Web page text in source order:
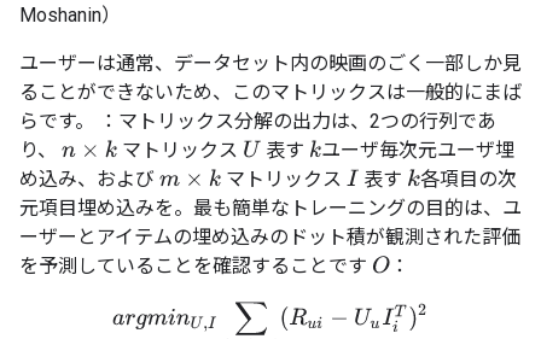
ユーザーは通常、データセット内の映画のごく一部しか見
ることができないため、このマトリックスは一般的にまば
らです。 ：マトリックス分解の出力は、2つの行列であ
り、 n× k マトリックス U 表す kユーザ毎次元ユーザ埋
め込み、および m× k マトリックスI 表す k各項目の次
元項目埋め込みを。最も簡単なトレーニングの目的は、ユ
ーザーとアイテムの埋め込みのドット積が観測された評価
を予測していることを確認することです O ：
argminU,I u, O(Ru −U uIiT)2